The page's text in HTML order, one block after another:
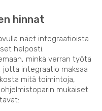
hinnat
näet integraatioista
helposti.
minkä verran työtä
integraatio maksaa
mitä toimintoja,
mukaiset